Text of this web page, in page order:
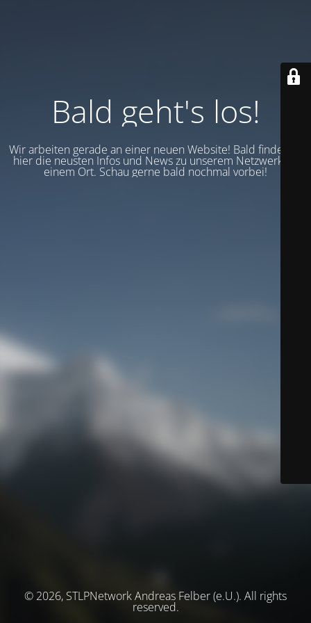
Bald geht's los!
Wir arbeiten gerade an einer neuen Website! Bald findest du
hier die neusten Infos und News zu unserem Netzwerk an
einem Ort. Schau gerne bald nochmal vorbei!
© 2026, STLPNetwork Andreas Felber (e.U.). All rights
reserved.